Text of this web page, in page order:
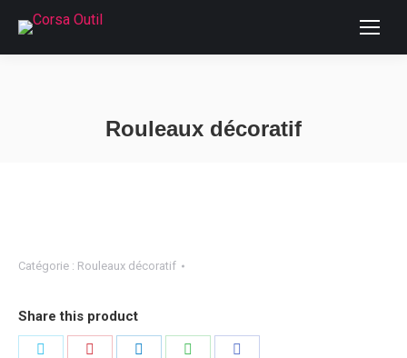
Rouleaux décoratif
Catégorie : Rouleaux décoratif
Share this product
Partager Partager Partager Partager